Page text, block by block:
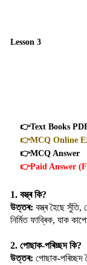
Lesson 3
👉Text Books
👉MCQ Online
👉MCQ Answer
👉Paid Answer
1. বস্ত্ৰ কি?
উত্তৰ: বস্ত্ৰ হৈছে
নিৰ্মিত ফাব্ৰিক, যাক
2. পোছাক-পৰিচ্ছদ কি?
উত্তৰ: পোছাক-পৰিচ্ছদ